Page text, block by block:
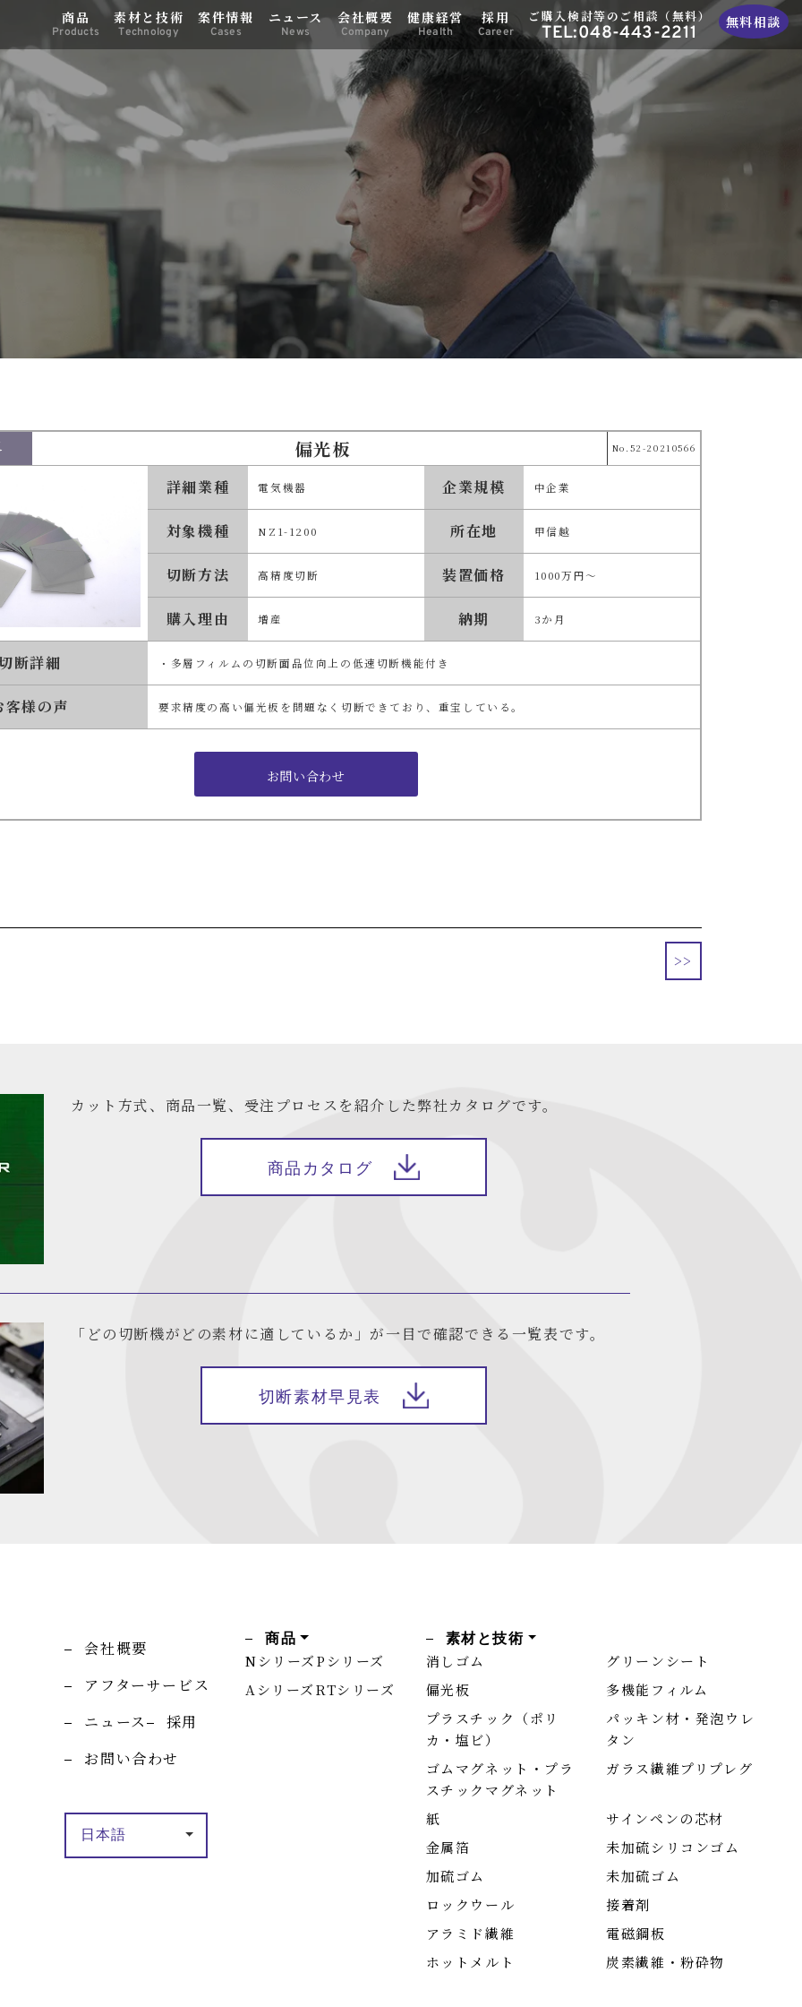
商品
Products
素材と技術
Technology
案件情報
Cases
ニュース
News
会社概要
Company
健康経営
Health
採用
Career
ご購入検討等のご相談（無料）
TEL:048-443-2211
無料相談
偏光板 No.52-20210566
詳細業種 電気機器 企業規模 中企業
対象機種 NZ1-1200 所在地 甲信越
切断方法 高精度切断 装置価格 1000万円～
購入理由 増産 納期 3か月
断詳細 ・多層フィルムの切断面品位向上の低速切断機能付き
客様の声 要求精度の高い偏光板を問題なく切断できており、重宝している。
>>
カット方式、商品一覧、受注プロセスを紹介した弊社カタログです。
商品カタログ
「どの切断機がどの素材に適しているか」が一目で確認できる一覧表です。
切断素材早見表
会社概要
アフターサービス
ニュース
採用
お問い合わせ
商品
NシリーズPシリーズ
AシリーズRTシリーズ
素材と技術
消しゴム
グリーンシート
偏光板
多機能フィルム
プラスチック（ポリ
カ・塩ビ）
パッキン材・発泡ウレ
タン
ゴムマグネット・プラ
スチックマグネット
ガラス繊維プリプレグ
紙
サインペンの芯材
金属箔
未加硫シリコンゴム
加硫ゴム
未加硫ゴム
ロックウール
接着剤
アラミド繊維
電磁鋼板
ホットメルト
炭素繊維・粉砕物